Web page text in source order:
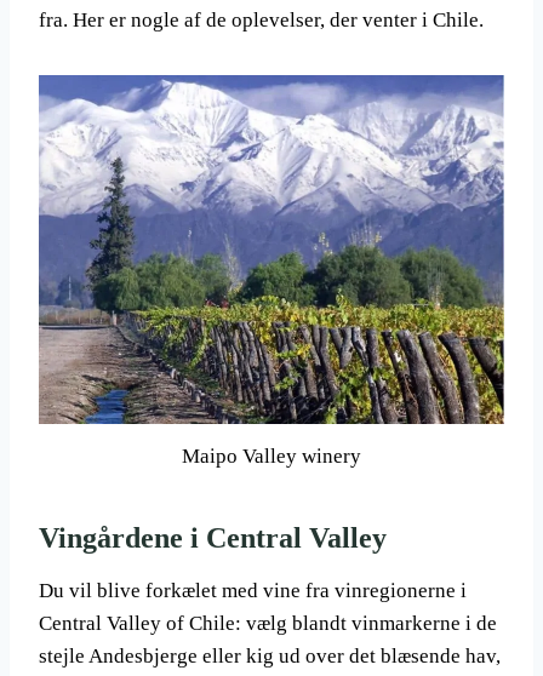
fra. Her er nogle af de oplevelser, der venter i Chile.
Maipo Valley winery
Vingårdene i Central Valley
Du vil blive forkælet med vine fra vinregionerne i
Central Valley of Chile: vælg blandt vinmarkerne i de
stejle Andesbjerge eller kig ud over det blæsende hav,